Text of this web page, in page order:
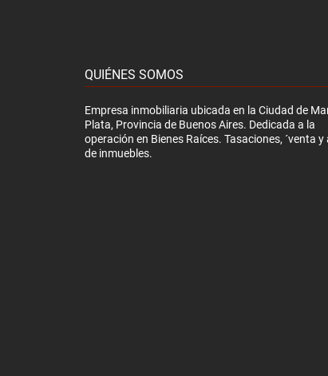
QUIÉNES SOMOS
Empresa inmobiliaria ubicada en la Ciudad de
Plata, Provincia de Buenos Aires. Dedicada a la
operación en Bienes Raíces. Tasaciones, ´venta y
de inmuebles.